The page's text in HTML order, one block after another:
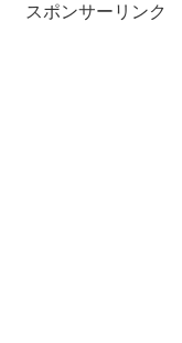
スポンサーリンク